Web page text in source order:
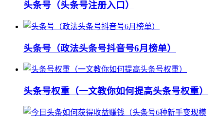
头条号（头条号注册入口）
头条号（政法头条号抖音号6月榜单）
头条号权重（一文教你如何提高头条号权重）